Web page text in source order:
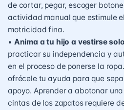
de cortar, pegar, escoger
actividad manual que estimule
motricidad fina.
• Anima a tu hijo a vestirse
practicar su independencia y
en el proceso de ponerse la
ofrécele tu ayuda para que
apoyo. Aprender a abotonar
cintas de los zapatos requiere